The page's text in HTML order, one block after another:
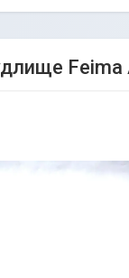
Feima